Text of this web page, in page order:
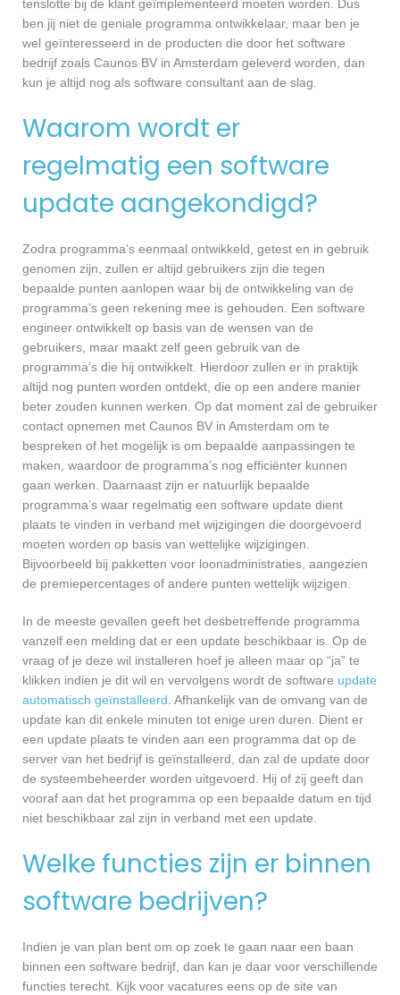
tenslotte bij de klant geïmplementeerd moeten worden. Dus
ben jij niet de geniale programma ontwikkelaar, maar ben je
wel geïnteresseerd in de producten die door het software
bedrijf zoals Caunos BV in Amsterdam geleverd worden, dan
kun je altijd nog als software consultant aan de slag.
Waarom wordt er
regelmatig een software
update aangekondigd?
Zodra programma’s eenmaal ontwikkeld, getest en in gebruik
genomen zijn, zullen er altijd gebruikers zijn die tegen
bepaalde punten aanlopen waar bij de ontwikkeling van de
programma’s geen rekening mee is gehouden. Een software
engineer ontwikkelt op basis van de wensen van de
gebruikers, maar maakt zelf geen gebruik van de
programma’s die hij ontwikkelt. Hierdoor zullen er in praktijk
altijd nog punten worden ontdekt, die op een andere manier
beter zouden kunnen werken. Op dat moment zal de gebruiker
contact opnemen met Caunos BV in Amsterdam om te
bespreken of het mogelijk is om bepaalde aanpassingen te
maken, waardoor de programma’s nog efficiënter kunnen
gaan werken. Daarnaast zijn er natuurlijk bepaalde
programma’s waar regelmatig een software update dient
plaats te vinden in verband met wijzigingen die doorgevoerd
moeten worden op basis van wettelijke wijzigingen.
Bijvoorbeeld bij pakketten voor loonadministraties, aangezien
de premiepercentages of andere punten wettelijk wijzigen.
In de meeste gevallen geeft het desbetreffende programma
vanzelf een melding dat er een update beschikbaar is. Op de
vraag of je deze wil installeren hoef je alleen maar op “ja” te
klikken indien je dit wil en vervolgens wordt de software update
automatisch geïnstalleerd . Afhankelijk van de omvang van de
update kan dit enkele minuten tot enige uren duren. Dient er
een update plaats te vinden aan een programma dat op de
server van het bedrijf is geïnstalleerd, dan zal de update door
de systeembeheerder worden uitgevoerd. Hij of zij geeft dan
vooraf aan dat het programma op een bepaalde datum en tijd
niet beschikbaar zal zijn in verband met een update.
Welke functies zijn er binnen
software bedrijven?
Indien je van plan bent om op zoek te gaan naar een baan
binnen een software bedrijf, dan kan je daar voor verschillende
functies terecht. Kijk voor vacatures eens op de site van